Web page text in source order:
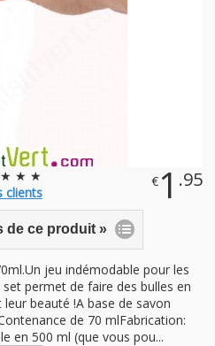
★ ★
clients
€ 1 .95
de ce produit »
jeu indémodable pour les
permet de faire des bulles en
beauté !A base de savon
de 70 mlFabrication:
en 500 ml (que vous pou...